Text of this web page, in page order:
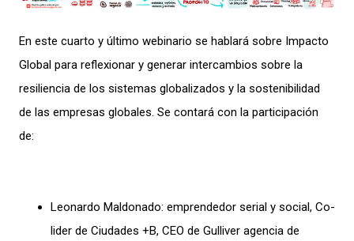
En este cuarto y último webinario se hablará sobre Impacto
Global para reflexionar y generar intercambios sobre la
resiliencia de los sistemas globalizados y la sostenibilidad
de las empresas globales. Se contará con la participación
de:
Leonardo Maldonado: emprendedor serial y social, Co-
lider de Ciudades +B, CEO de Gulliver agencia de